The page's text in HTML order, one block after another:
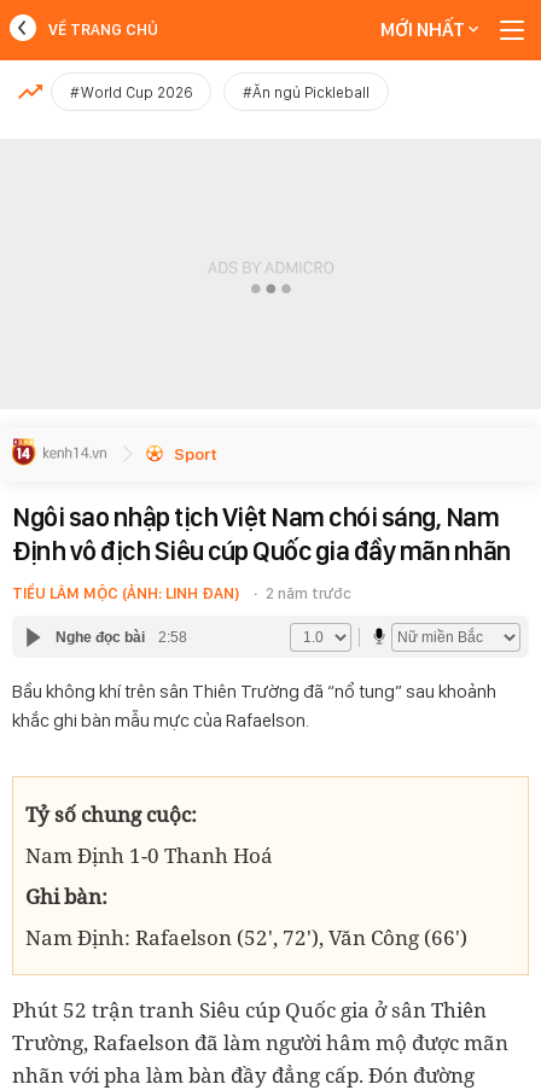
MỚI NHẤT
VỀ TRANG CHỦ MỚI NHẤT
#World Cup 2026 #Ăn ngủ Pickleball
Sport
Ngôi sao nhập tịch Việt Nam chói sáng, Nam
Định vô địch Siêu cúp Quốc gia đầy mãn nhãn
TIỂU LÂM MỘC (ẢNH: LINH ĐAN) 2 năm trước
Nghe đọc bài 2:58
Bầu không khí trên sân Thiên Trường đã “nổ tung” sau khoảnh
khắc ghi bàn mẫu mực của Rafaelson.
Tỷ số chung cuộc:
Nam Định 1-0 Thanh Hoá
Ghi bàn:
Nam Định: Rafaelson (52', 72'), Văn Công (66')
Phút 52 trận tranh Siêu cúp Quốc gia ở sân Thiên
Trường, Rafaelson đã làm người hâm mộ được mãn
nhãn với pha làm bàn đầy đẳng cấp. Đón đường